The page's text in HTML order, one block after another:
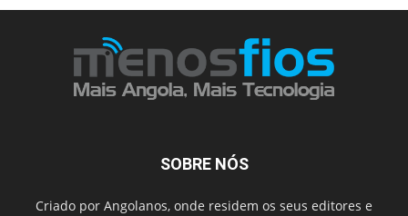
SOBRE NÓS
Criado por Angolanos, onde residem os seus editores e